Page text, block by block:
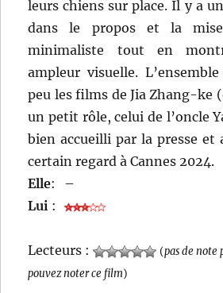
leurs chiens sur place. Il y a
dans le propos et la
minimaliste tout en
ampleur visuelle.
peu les films de Jia Zhang-ke
un petit rôle, celui de l’oncle
bien accueilli par la presse et
certain regard à Cannes 2024.
Elle:
–
Lui :
Lecteurs : (pas de note
pouvez noter ce film)